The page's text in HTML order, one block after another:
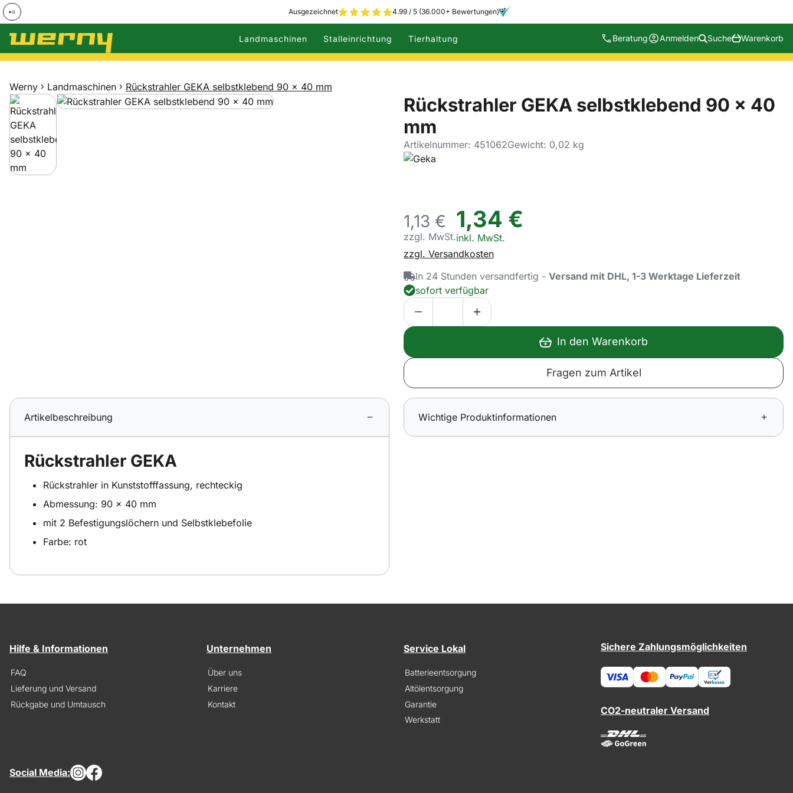
Ausgezeichnet 4.99 / 5 (36.000+ Bewertungen)
Zum Hauptinhalt springen
Landmaschinen Stalleinrichtung Tierhaltung Beratung Anmelden Suche Warenkorb
Werny Landmaschinen Rückstrahler GEKA selbstklebend 90 x 40 mm
Produktgalerie
Zur Kaufbox springen
Rückstrahler GEKA selbstklebend 90 x 40
mm
Artikelnummer: 451062Gewicht: 0,02 kg
1,13 €
zzgl. MwSt.
1,34 €
Steuerhinweis:
inkl. MwSt.
zzgl. Versandkosten
In 24 Stunden versandfertig - Versand mit DHL, 1-3 Werktage Lieferzeit
sofort verfügbar
In den Warenkorb
Fragen zum Artikel
Artikelbeschreibung
Rückstrahler GEKA
Rückstrahler in Kunststofffassung, rechteckig
Abmessung: 90 x 40 mm
mit 2 Befestigungslöchern und Selbstklebefolie
Farbe: rot
Wichtige Produktinformationen
Hilfe & Informationen
FAQ
Lieferung und Versand
Rückgabe und Umtausch
Unternehmen
Über uns
Karriere
Kontakt
Service Lokal
Batterieentsorgung
Altölentsorgung
Garantie
Werkstatt
Sichere Zahlungsmöglichkeiten
CO2-neutraler Versand
Social Media: